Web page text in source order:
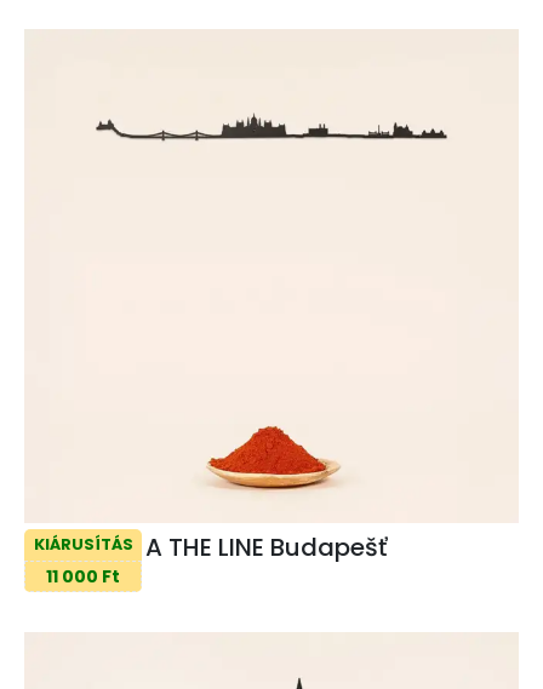
KIÁRUSÍTÁS
11 000 Ft
A THE LINE Budapešť